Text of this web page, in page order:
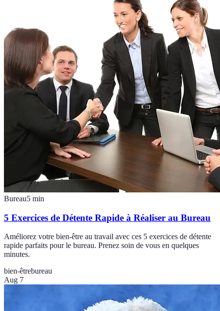
Bureau5 min
5 Exercices de Détente Rapide à Réaliser au Bureau
Améliorez votre bien-être au travail avec ces 5 exercices de détente
rapide parfaits pour le bureau. Prenez soin de vous en quelques
minutes.
bien-êtrebureau
Aug 7